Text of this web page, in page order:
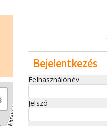
Bejelentkezés
Felhasználónév
Jelszó